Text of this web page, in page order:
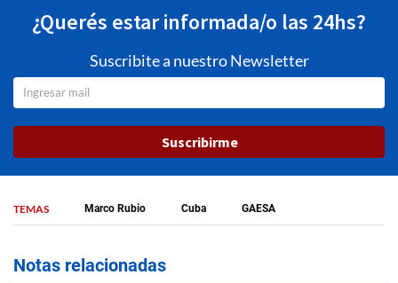
¿Querés estar informada/o las 24hs?
Suscribite a nuestro Newsletter
Suscribirme
TEMAS Marco Rubio Cuba GAESA
Notas relacionadas